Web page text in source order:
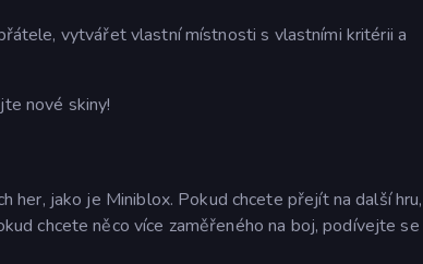
vytvářet vlastní místnosti s vlastními kritérii a
nové skiny!
her, jako je Miniblox. Pokud chcete přejít na další hru,
chcete něco více zaměřeného na boj, podívejte se